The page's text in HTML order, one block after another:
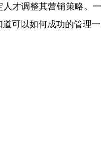
才调整其营销策略。
可以如何成功的管理一